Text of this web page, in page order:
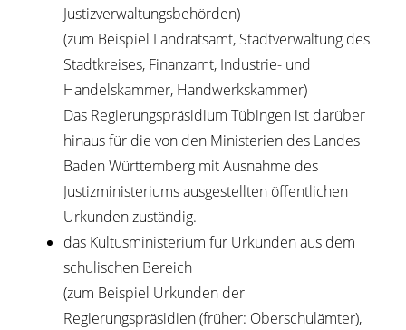
Justizverwaltungsbehörden)
(zum Beispiel Landratsamt, Stadtverwaltung des
Stadtkreises, Finanzamt, Industrie- und
Handelskammer, Handwerkskammer)
Das Regierungspräsidium Tübingen ist darüber
hinaus für die von den Ministerien des Landes
Baden Württemberg mit Ausnahme des
Justizministeriums ausgestellten öffentlichen
Urkunden zuständig.
das Kultusministerium für Urkunden aus dem
schulischen Bereich
(zum Beispiel Urkunden der
Regierungspräsidien (früher: Oberschulämter),